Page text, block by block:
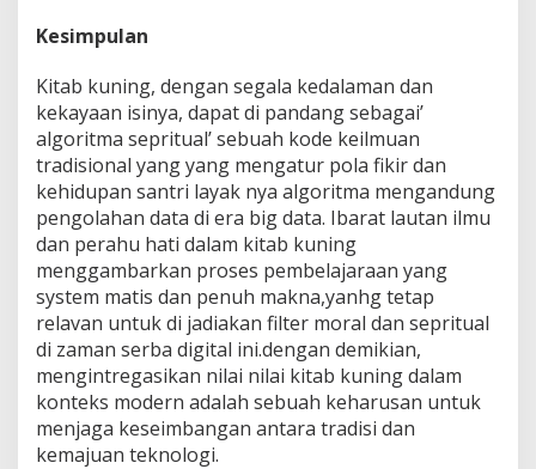
Kesimpulan
Kitab kuning, dengan segala kedalaman dan
kekayaan isinya, dapat di pandang sebagai’
algoritma sepritual’ sebuah kode keilmuan
tradisional yang yang mengatur pola fikir dan
kehidupan santri layak nya algoritma mengandung
pengolahan data di era big data. Ibarat lautan ilmu
dan perahu hati dalam kitab kuning
menggambarkan proses pembelajaraan yang
system matis dan penuh makna,yanhg tetap
relavan untuk di jadiakan filter moral dan sepritual
di zaman serba digital ini.dengan demikian,
mengintregasikan nilai nilai kitab kuning dalam
konteks modern adalah sebuah keharusan untuk
menjaga keseimbangan antara tradisi dan
kemajuan teknologi.